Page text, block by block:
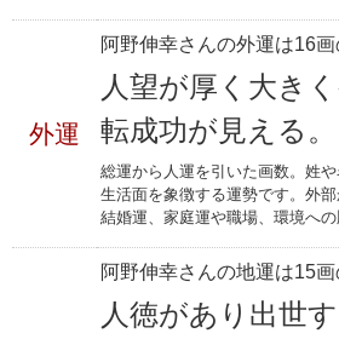
外運
阿野伸幸さんの外運は16画
人望が厚く大き
転成功が見える。
総運から人運を引いた画数。姓や
生活面を象徴する運勢です。外部
結婚運、家庭運や職場、環境への
阿野伸幸さんの地運は15画
人徳があり出世